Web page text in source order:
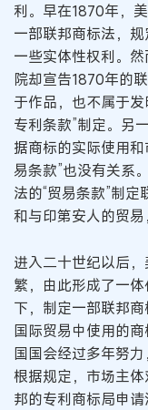
利。早在1870年，
一部联邦商标法，
一些实体性权利。
院却宣告1870年的
于作品，也不属于
专利条款”制定。另
据商标的实际使用
易条款”也没有关系
法的“贸易条款”制
和与印第安人的贸易
进入二十世纪以后
繁，由此形成了一
下，制定一部联邦
国际贸易中使用的
国国会经过多年努
根据规定，市场主
邦的专利商标局申